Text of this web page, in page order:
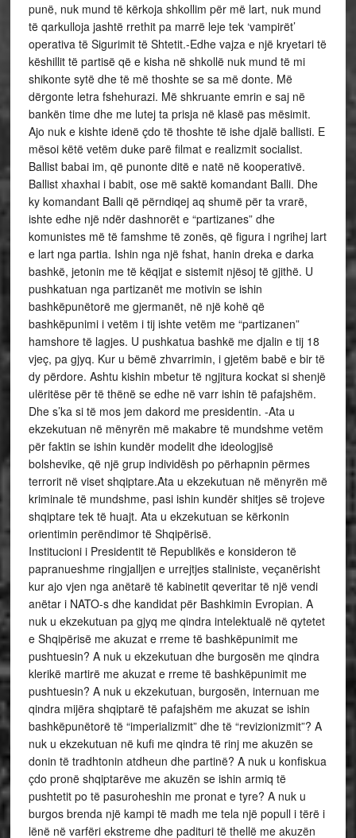
punë, nuk mund të kërkoja shkollim për më lart, nuk mund
të qarkulloja jashtë rrethit pa marrë leje tek ‘vampirët’
operativa të Sigurimit të Shtetit.-Edhe vajza e një kryetari të
këshillit të partisë që e kisha në shkollë nuk mund të mi
shikonte sytë dhe të më thoshte se sa më donte. Më
dërgonte letra fshehurazi. Më shkruante emrin e saj në
bankën time dhe me lutej ta prisja në klasë pas mësimit.
Ajo nuk e kishte idenë çdo të thoshte të ishe djalë ballisti. E
mësoi këtë vetëm duke parë filmat e realizmit socialist.
Ballist babai im, që punonte ditë e natë në kooperativë.
Ballist xhaxhai i babit, ose më saktë komandant Balli. Dhe
ky komandant Balli që përndiqej aq shumë për ta vrarë,
ishte edhe një ndër dashnorët e “partizanes” dhe
komunistes më të famshme të zonës, që figura i ngrihej lart
e lart nga partia. Ishin nga një fshat, hanin dreka e darka
bashkë, jetonin me të këqijat e sistemit njësoj të gjithë. U
pushkatuan nga partizanët me motivin se ishin
bashkëpunëtorë me gjermanët, në një kohë që
bashkëpunimi i vetëm i tij ishte vetëm me “partizanen”
hamshore të lagjes. U pushkatua bashkë me djalin e tij 18
vjeç, pa gjyq. Kur u bëmë zhvarrimin, i gjetëm babë e bir të
dy përdore. Ashtu kishin mbetur të ngjitura kockat si shenjë
ulëritëse për të thënë se edhe në varr ishin të pafajshëm.
Dhe s’ka si të mos jem dakord me presidentin. -Ata u
ekzekutuan në mënyrën më makabre të mundshme vetëm
për faktin se ishin kundër modelit dhe ideologjisë
bolshevike, që një grup individësh po përhapnin përmes
terrorit në viset shqiptare.Ata u ekzekutuan në mënyrën më
kriminale të mundshme, pasi ishin kundër shitjes së trojeve
shqiptare tek të huajt. Ata u ekzekutuan se kërkonin
orientimin perëndimor të Shqipërisë.
Institucioni i Presidentit të Republikës e konsideron të
papranueshme ringjalljen e urrejtjes staliniste, veçanërisht
kur ajo vjen nga anëtarë të kabinetit qeveritar të një vendi
anëtar i NATO-s dhe kandidat për Bashkimin Evropian. A
nuk u ekzekutuan pa gjyq me qindra intelektualë në qytetet
e Shqipërisë me akuzat e rreme të bashkëpunimit me
pushtuesin? A nuk u ekzekutuan dhe burgosën me qindra
klerikë martirë me akuzat e rreme të bashkëpunimit me
pushtuesin? A nuk u ekzekutuan, burgosën, internuan me
qindra mijëra shqiptarë të pafajshëm me akuzat se ishin
bashkëpunëtorë të “imperializmit” dhe të “revizionizmit”? A
nuk u ekzekutuan në kufi me qindra të rinj me akuzën se
donin të tradhtonin atdheun dhe partinë? A nuk u konfiskua
çdo pronë shqiptarëve me akuzën se ishin armiq të
pushtetit po të pasuroheshin me pronat e tyre? A nuk u
burgos brenda një kampi të madh me tela një popull i tërë i
lënë në varfëri ekstreme dhe padituri të thellë me akuzën